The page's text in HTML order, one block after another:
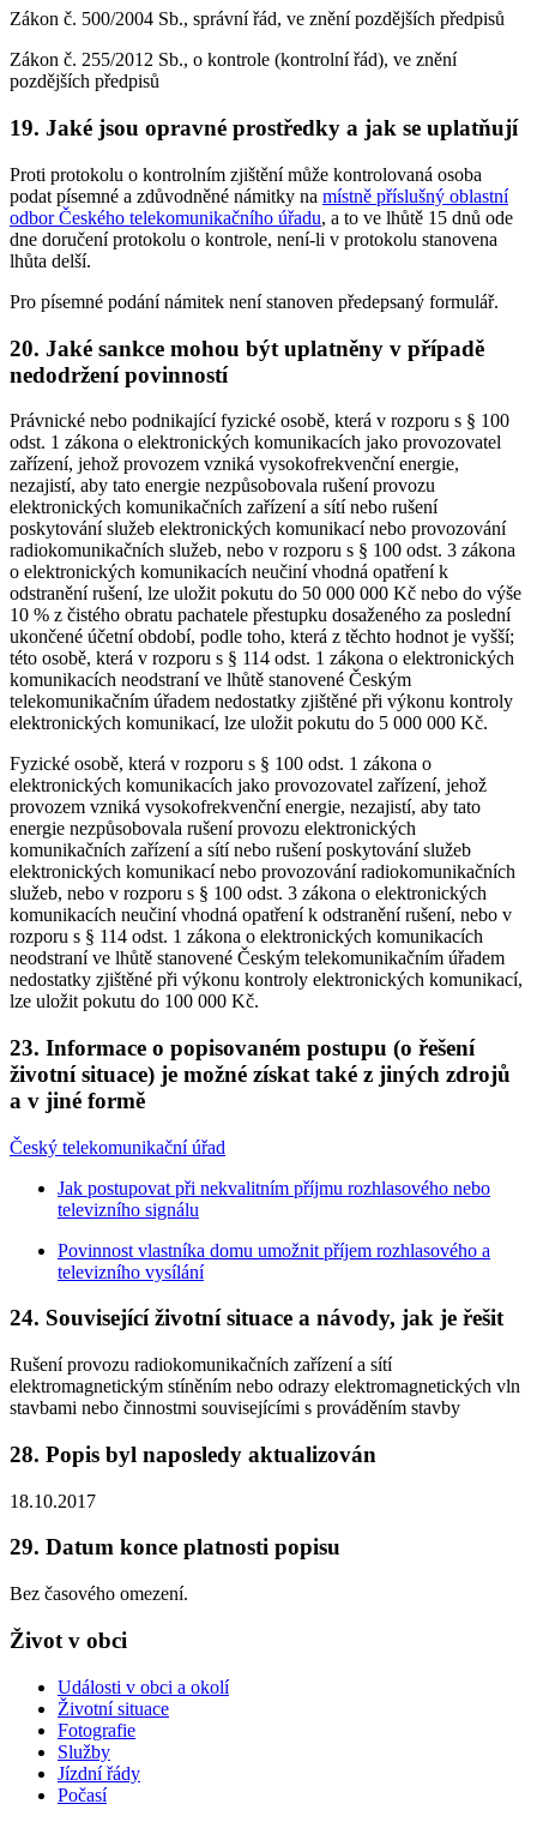
Zákon č. 500/2004 Sb., správní řád, ve znění pozdějších předpisů
Zákon č. 255/2012 Sb., o kontrole (kontrolní řád), ve znění
pozdějších předpisů
19. Jaké jsou opravné prostředky a jak se uplatňují
Proti protokolu o kontrolním zjištění může kontrolovaná osoba
podat písemné a zdůvodněné námitky na místně příslušný oblastní
odbor Českého telekomunikačního úřadu, a to ve lhůtě 15 dnů ode
dne doručení protokolu o kontrole, není-li v protokolu stanovena
lhůta delší.
Pro písemné podání námitek není stanoven předepsaný formulář.
20. Jaké sankce mohou být uplatněny v případě
nedodržení povinností
Právnické nebo podnikající fyzické osobě, která v rozporu s § 100
odst. 1 zákona o elektronických komunikacích jako provozovatel
zařízení, jehož provozem vzniká vysokofrekvenční energie,
nezajistí, aby tato energie nezpůsobovala rušení provozu
elektronických komunikačních zařízení a sítí nebo rušení
poskytování služeb elektronických komunikací nebo provozování
radiokomunikačních služeb, nebo v rozporu s § 100 odst. 3 zákona
o elektronických komunikacích neučiní vhodná opatření k
odstranění rušení, lze uložit pokutu do 50 000 000 Kč nebo do výše
10 % z čistého obratu pachatele přestupku dosaženého za poslední
ukončené účetní období, podle toho, která z těchto hodnot je vyšší;
této osobě, která v rozporu s § 114 odst. 1 zákona o elektronických
komunikacích neodstraní ve lhůtě stanovené Českým
telekomunikačním úřadem nedostatky zjištěné při výkonu kontroly
elektronických komunikací, lze uložit pokutu do 5 000 000 Kč.
Fyzické osobě, která v rozporu s § 100 odst. 1 zákona o
elektronických komunikacích jako provozovatel zařízení, jehož
provozem vzniká vysokofrekvenční energie, nezajistí, aby tato
energie nezpůsobovala rušení provozu elektronických
komunikačních zařízení a sítí nebo rušení poskytování služeb
elektronických komunikací nebo provozování radiokomunikačních
služeb, nebo v rozporu s § 100 odst. 3 zákona o elektronických
komunikacích neučiní vhodná opatření k odstranění rušení, nebo v
rozporu s § 114 odst. 1 zákona o elektronických komunikacích
neodstraní ve lhůtě stanovené Českým telekomunikačním úřadem
nedostatky zjištěné při výkonu kontroly elektronických komunikací,
lze uložit pokutu do 100 000 Kč.
23. Informace o popisovaném postupu (o řešení
životní situace) je možné získat také z jiných zdrojů
a v jiné formě
Český telekomunikační úřad
Jak postupovat při nekvalitním příjmu rozhlasového nebo
televizního signálu
Povinnost vlastníka domu umožnit příjem rozhlasového a
televizního vysílání
24. Související životní situace a návody, jak je řešit
Rušení provozu radiokomunikačních zařízení a sítí
elektromagnetickým stíněním nebo odrazy elektromagnetických vln
stavbami nebo činnostmi souvisejícími s prováděním stavby
28. Popis byl naposledy aktualizován
18.10.2017
29. Datum konce platnosti popisu
Bez časového omezení.
Život v obci
Události v obci a okolí
Životní situace
Fotografie
Služby
Jízdní řády
Počasí